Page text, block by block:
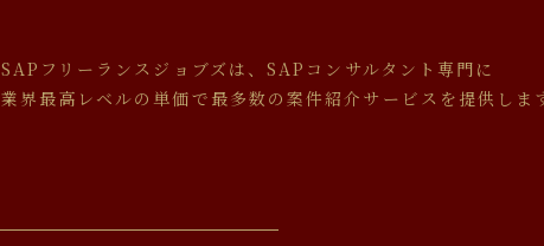
SAPフリーランスジョブズは、SAPコンサルタント専門に
業界最高レベルの単価で最多数の案件紹介サービスを提供しま